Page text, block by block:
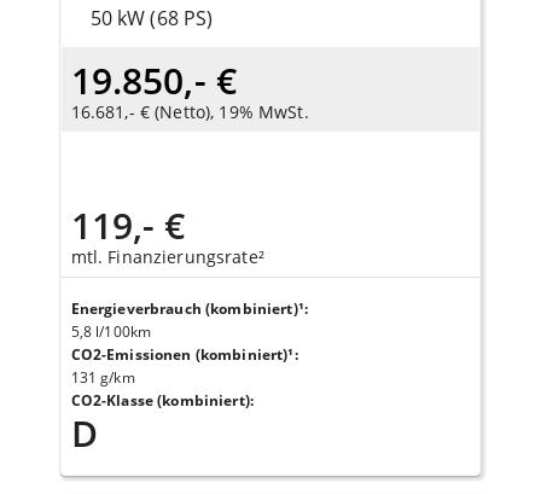
50 kW (68 PS)
19.850,- €
16.681,- € (Netto), 19% MwSt.
119,- €
mtl. Finanzierungsrate²
Energieverbrauch (kombiniert)¹:
5,8 l/100km
CO2-Emissionen (kombiniert)¹:
131 g/km
CO2-Klasse (kombiniert):
D